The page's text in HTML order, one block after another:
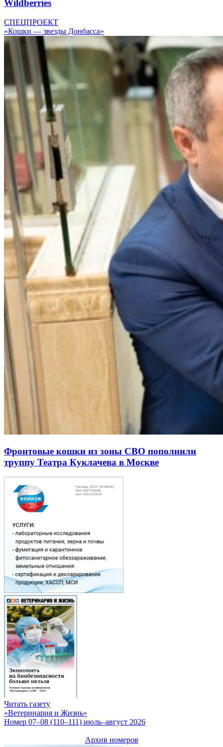
Wildberries
СПЕЦПРОЕКТ
«Кошки — звезды Донбасса»
Фронтовые кошки из зоны СВО пополнили
труппу Театра Куклачева в Москве
Читать газету
«Ветеринария и Жизнь»
Номер 07–08 (110–111) июль–август 2026
Архив номеров